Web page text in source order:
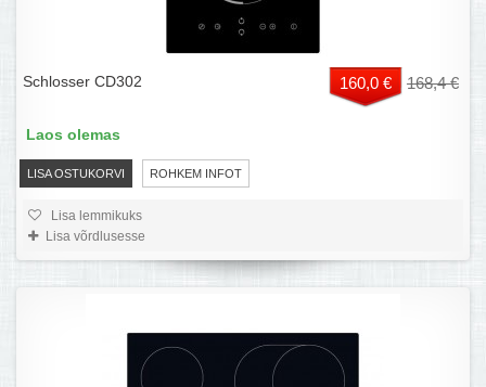
Schlosser CD302 160,0 € 168,4 €
LISA OSTUKORVI ROHKEM INFOT
Laos olemas
Lisa lemmikuks
Lisa võrdlusesse